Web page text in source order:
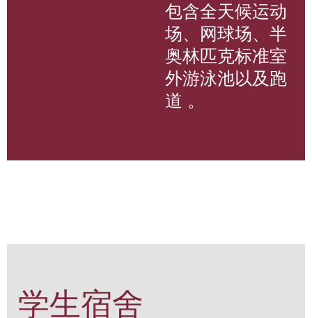
包含全天候运动
场、网球场、半
奥林匹克标准室
外游泳池以及跑
道 。
学生宿舍